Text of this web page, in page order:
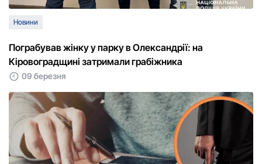
Новини
Пограбував жінку у парку в Олександрії: на
Кіровоградщині затримали грабіжника
09 березня